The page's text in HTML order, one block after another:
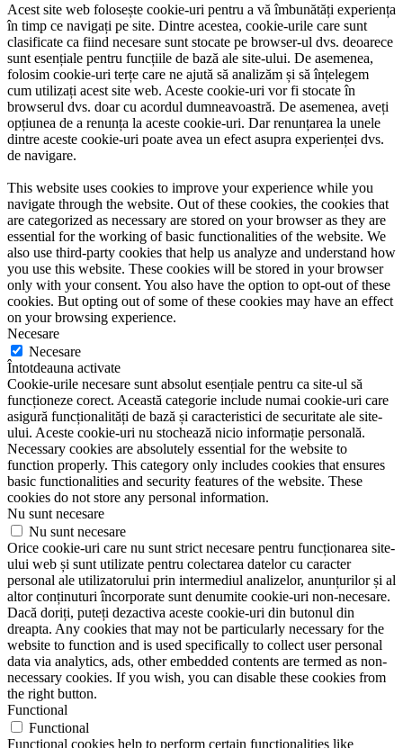
Acest site web folosește cookie-uri pentru a vă îmbunătăți experiența
în timp ce navigați pe site. Dintre acestea, cookie-urile care sunt
clasificate ca fiind necesare sunt stocate pe browser-ul dvs. deoarece
sunt esențiale pentru funcțiile de bază ale site-ului. De asemenea,
folosim cookie-uri terțe care ne ajută să analizăm și să înțelegem
cum utilizați acest site web. Aceste cookie-uri vor fi stocate în
browserul dvs. doar cu acordul dumneavoastră. De asemenea, aveți
opțiunea de a renunța la aceste cookie-uri. Dar renunțarea la unele
dintre aceste cookie-uri poate avea un efect asupra experienței dvs.
de navigare.
This website uses cookies to improve your experience while you
navigate through the website. Out of these cookies, the cookies that
are categorized as necessary are stored on your browser as they are
essential for the working of basic functionalities of the website. We
also use third-party cookies that help us analyze and understand how
you use this website. These cookies will be stored in your browser
only with your consent. You also have the option to opt-out of these
cookies. But opting out of some of these cookies may have an effect
on your browsing experience.
Necesare
Necesare
Întotdeauna activate
Cookie-urile necesare sunt absolut esențiale pentru ca site-ul să
funcționeze corect. Această categorie include numai cookie-uri care
asigură funcționalități de bază și caracteristici de securitate ale site-
ului. Aceste cookie-uri nu stochează nicio informație personală.
Necessary cookies are absolutely essential for the website to
function properly. This category only includes cookies that ensures
basic functionalities and security features of the website. These
cookies do not store any personal information.
Nu sunt necesare
Nu sunt necesare
Orice cookie-uri care nu sunt strict necesare pentru funcționarea site-
ului web și sunt utilizate pentru colectarea datelor cu caracter
personal ale utilizatorului prin intermediul analizelor, anunțurilor și al
altor conținuturi încorporate sunt denumite cookie-uri non-necesare.
Dacă doriți, puteți dezactiva aceste cookie-uri din butonul din
dreapta. Any cookies that may not be particularly necessary for the
website to function and is used specifically to collect user personal
data via analytics, ads, other embedded contents are termed as non-
necessary cookies. If you wish, you can disable these cookies from
the right button.
Functional
Functional
Functional cookies help to perform certain functionalities like